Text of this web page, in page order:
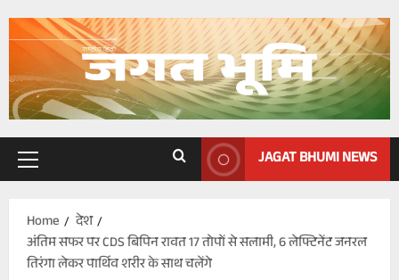
Primary
JAGAT BHUMI NEWS
Home
देश
अंतिम सफर पर CDS बिपिन रावत 17 तोपों से सलामी, 6 लेफ्टिनेंट जनरल
तिरंगा लेकर पार्थिव शरीर के साथ चलेंगे